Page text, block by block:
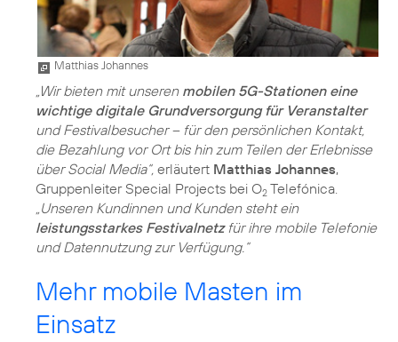
Matthias Johannes
„Wir bieten mit unseren mobilen 5G-Stationen eine
wichtige digitale Grundversorgung für Veranstalter
und Festivalbesucher – für den persönlichen Kontakt,
die Bezahlung vor Ort bis hin zum Teilen der Erlebnisse
über Social Media“, erläutert Matthias Johannes,
Gruppenleiter Special Projects bei O2 Telefónica.
„Unseren Kundinnen und Kunden steht ein
leistungsstarkes Festivalnetzfür ihre mobile Telefonie
und Datennutzung zur Verfügung.“
Mehr mobile Masten im
Einsatz